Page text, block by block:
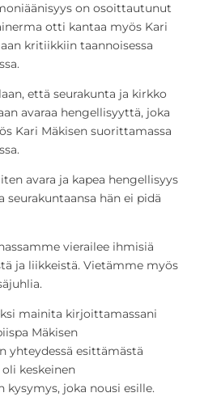
on osoittautunut
otti kantaa myös Kari
kritiikkiin taannoisessa
että seurakunta ja kirkko
avaraa hengellisyyttä, joka
Kari Mäkisen suorittamassa
avara ja kapea hengellisyys
seurakuntaansa hän ei pidä
vierailee ihmisiä
ja liikkeistä. Vietämme myös
mainita kirjoittamassani
Mäkisen
yhteydessä esittämästä
keskeinen
kysymys, joka nousi esille.